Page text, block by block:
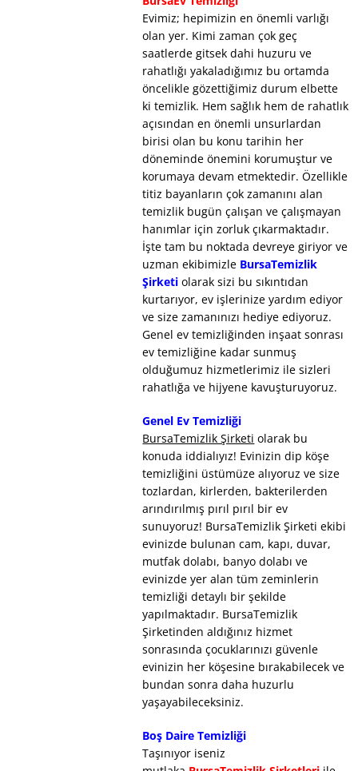
Evimiz; hepimizin en önemli varlığı
olan yer. Kimi zaman çok geç
saatlerde gitsek dahi huzuru ve
rahatlığı yakaladığımız bu ortamda
öncelikle gözettiğimiz durum elbette
ki temizlik. Hem sağlık hem de rahatlık
açısından en önemli unsurlardan
birisi olan bu konu tarihin her
döneminde önemini korumuştur ve
korumaya devam etmektedir. Özellikle
titiz bayanların çok zamanını alan
temizlik bugün çalışan ve çalışmayan
hanımlar için zorluk çıkarmaktadır.
İşte tam bu noktada devreye giriyor ve
uzman ekibimizle BursaTemizlik
Şirketi olarak sizi bu sıkıntıdan
kurtarıyor, ev işlerinize yardım ediyor
ve size zamanınızı hediye ediyoruz.
Genel ev temizliğinden inşaat sonrası
ev temizliğine kadar sunmuş
olduğumuz hizmetlerimiz ile sizleri
rahatlığa ve hijyene kavuşturuyoruz.
Genel Ev Temizliği
BursaTemizlik Şirketi olarak bu
konuda iddialıyız! Evinizin dip köşe
temizliğini üstümüze alıyoruz ve size
tozlardan, kirlerden, bakterilerden
arındırılmış pırıl pırıl bir ev
sunuyoruz! BursaTemizlik Şirketi ekibi
evinizde bulunan cam, kapı, duvar,
mutfak dolabı, banyo dolabı ve
evinizde yer alan tüm zeminlerin
temizliği detaylı bir şekilde
yapılmaktadır. BursaTemizlik
Şirketinden aldığınız hizmet
sonrasında çocuklarınızı güvenle
evinizin her köşesine bırakabilecek ve
bundan sonra daha huzurlu
yaşayabileceksiniz.
Boş Daire Temizliği
Taşınıyor iseniz